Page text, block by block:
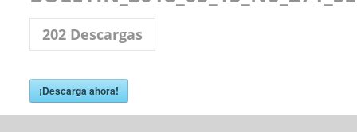
202Descargas
¡Descarga ahora!